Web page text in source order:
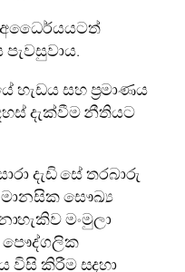
අධෛර්යයටත්
හැඩය සහ ප්‍රමාණය
දැක්වීම නීතියට
දැඩි සේ තරබාරු
මානසික සෞඛ්‍ය
මංමුලා
පෞද්ගලික
කිරීම සදහා